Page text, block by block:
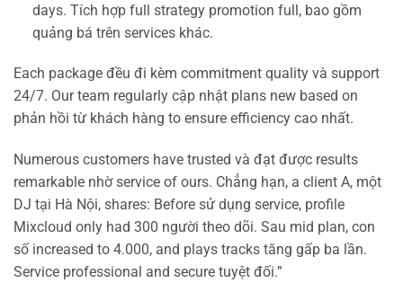
days. Tích hợp full strategy promotion full, bao gồm
quảng bá trên services khác.
Each package đều đi kèm commitment quality và support
24/7. Our team regularly cập nhật plans new based on
phản hồi từ khách hàng to ensure efficiency cao nhất.
Numerous customers have trusted và đạt được results
remarkable nhờ service of ours. Chẳng hạn, a client A, một
DJ tại Hà Nội, shares: Before sử dụng service, profile
Mixcloud only had 300 người theo dõi. Sau mid plan, con
số increased to 4.000, and plays tracks tăng gấp ba lần.
Service professional and secure tuyệt đối.”